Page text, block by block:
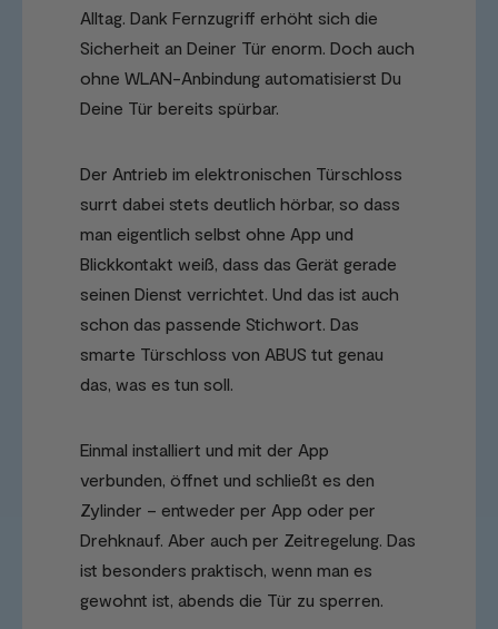
Alltag. Dank Fernzugriff erhöht sich die
Sicherheit an Deiner Tür enorm. Doch auch
ohne WLAN-Anbindung automatisierst Du
Deine Tür bereits spürbar.
Der Antrieb im elektronischen Türschloss
surrt dabei stets deutlich hörbar, so dass
man eigentlich selbst ohne App und
Blickkontakt weiß, dass das Gerät gerade
seinen Dienst verrichtet. Und das ist auch
schon das passende Stichwort. Das
smarte Türschloss von ABUS tut genau
das, was es tun soll.
Einmal installiert und mit der App
verbunden, öffnet und schließt es den
Zylinder – entweder per App oder per
Drehknauf. Aber auch per Zeitregelung. Das
ist besonders praktisch, wenn man es
gewohnt ist, abends die Tür zu sperren.